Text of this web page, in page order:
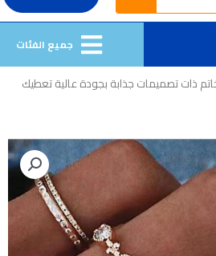
جميع الفئات
ذات تصميمات جذابة بجودة عالية تعطيك